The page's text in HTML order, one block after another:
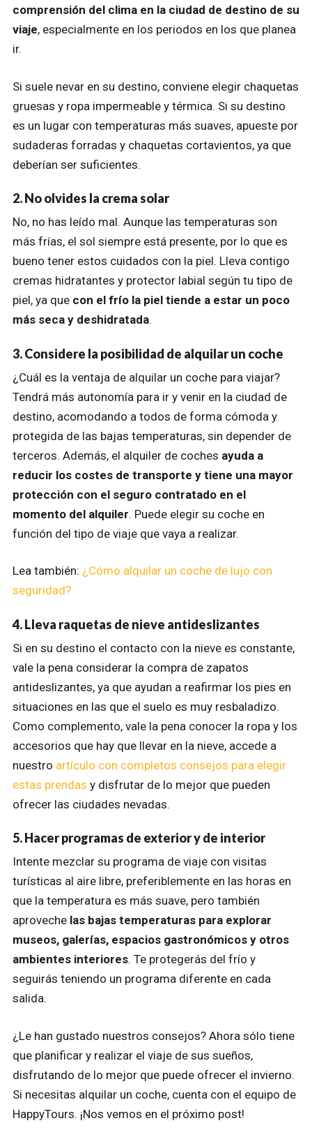
comprensión del clima en la ciudad de destino de su
viaje, especialmente en los periodos en los que planea
ir.
Si suele nevar en su destino, conviene elegir chaquetas
gruesas y ropa impermeable y térmica. Si su destino
es un lugar con temperaturas más suaves, apueste por
sudaderas forradas y chaquetas cortavientos, ya que
deberían ser suficientes.
2. No olvides la crema solar
No, no has leído mal. Aunque las temperaturas son
más frías, el sol siempre está presente, por lo que es
bueno tener estos cuidados con la piel. Lleva contigo
cremas hidratantes y protector labial según tu tipo de
piel, ya que con el frío la piel tiende a estar un poco
más seca y deshidratada.
3. Considere la posibilidad de alquilar un coche
¿Cuál es la ventaja de alquilar un coche para viajar?
Tendrá más autonomía para ir y venir en la ciudad de
destino, acomodando a todos de forma cómoda y
protegida de las bajas temperaturas, sin depender de
terceros. Además, el alquiler de coches ayuda a
reducir los costes de transporte y tiene una mayor
protección con el seguro contratado en el
momento del alquiler. Puede elegir su coche en
función del tipo de viaje que vaya a realizar.
Lea también: ¿Cómo alquilar un coche de lujo con
seguridad?
4. Lleva raquetas de nieve antideslizantes
Si en su destino el contacto con la nieve es constante,
vale la pena considerar la compra de zapatos
antideslizantes, ya que ayudan a reafirmar los pies en
situaciones en las que el suelo es muy resbaladizo.
Como complemento, vale la pena conocer la ropa y los
accesorios que hay que llevar en la nieve, accede a
nuestro artículo con completos consejos para elegir
estas prendas y disfrutar de lo mejor que pueden
ofrecer las ciudades nevadas.
5. Hacer programas de exterior y de interior
Intente mezclar su programa de viaje con visitas
turísticas al aire libre, preferiblemente en las horas en
que la temperatura es más suave, pero también
aproveche las bajas temperaturas para explorar
museos, galerías, espacios gastronómicos y otros
ambientes interiores. Te protegerás del frío y
seguirás teniendo un programa diferente en cada
salida.
¿Le han gustado nuestros consejos? Ahora sólo tiene
que planificar y realizar el viaje de sus sueños,
disfrutando de lo mejor que puede ofrecer el invierno.
Si necesitas alquilar un coche, cuenta con el equipo de
HappyTours. ¡Nos vemos en el próximo post!